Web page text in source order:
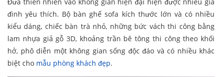
đình yêu thích. Bộ bàn ghế sofa kích thước lớn và có nhiều
kiểu dáng, chiếc bàn trà nhỏ, những bức vách thi công bằng
lam nhựa giả gỗ 3D, khoảng trần bê tông thi công theo khối
hở, phô diễn một không gian sống độc đáo và có nhiều khác
biệt cho mẫu phòng khách đẹp.